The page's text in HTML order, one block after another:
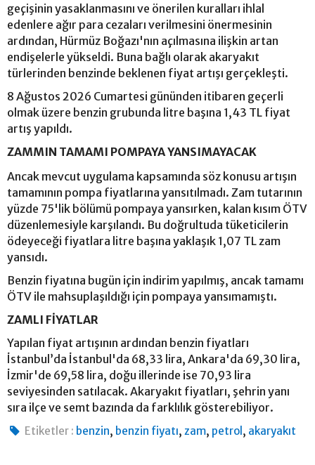
geçişinin yasaklanmasını ve önerilen kuralları ihlal
edenlere ağır para cezaları verilmesini önermesinin
ardından, Hürmüz Boğazı'nın açılmasına ilişkin artan
endişelerle yükseldi. Buna bağlı olarak akaryakıt
türlerinden benzinde beklenen fiyat artışı gerçekleşti.
8 Ağustos 2026 Cumartesi gününden itibaren geçerli
olmak üzere benzin grubunda litre başına 1,43 TL fiyat
artış yapıldı.
ZAMMIN TAMAMI POMPAYA YANSIMAYACAK
Ancak mevcut uygulama kapsamında söz konusu artışın
tamamının pompa fiyatlarına yansıtılmadı. Zam tutarının
yüzde 75'lik bölümü pompaya yansırken, kalan kısım ÖTV
düzenlemesiyle karşılandı. Bu doğrultuda tüketicilerin
ödeyeceği fiyatlara litre başına yaklaşık 1,07 TL zam
yansıdı.
Benzin fiyatına bugün için indirim yapılmış, ancak tamamı
ÖTV ile mahsuplaşıldığı için pompaya yansımamıştı.
ZAMLI FİYATLAR
Yapılan fiyat artışının ardından benzin fiyatları
İstanbul’da İstanbul'da 68,33 lira, Ankara'da 69,30 lira,
İzmir'de 69,58 lira, doğu illerinde ise 70,93 lira
seviyesinden satılacak. Akaryakıt fiyatları, şehrin yanı
sıra ilçe ve semt bazında da farklılık gösterebiliyor.
Etiketler : benzin, benzin fiyatı, zam, petrol , akaryakıt